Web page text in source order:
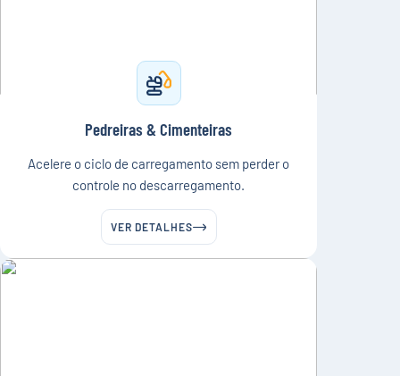
Pedreiras & Cimenteiras
Acelere o ciclo de carregamento sem perder o
controle no descarregamento.
VER DETALHES